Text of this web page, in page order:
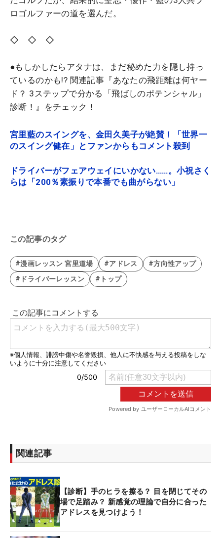
ロゴルファーの道を選んだ。
◇ ◇ ◇
●もしかしたらアタナは、まだ秘めた力を隠し持っ
ているのかも!? 関連記事『あなたの飛距離は何ヤー
ド？ 3ステップで分かる「飛ばしのポテンシャル」
診断！』をチェック！
宮里藍のスイングを、金田久美子が絶賛！「世界一
のスイング健在」とファンからもコメント殺到
ドライバーがフェアウェイにいかない……。小祝さく
らは「200％素振りで本番でも曲がらない」
この記事のタグ
#漫画レッスン 宮里道場 #アドレス
#方向性アップ
#ドライバーレッスン
#トップ
関連記事
【診断】手のヒラを擦る？ 目を閉じてその
場で足踏み？ 新感覚の理論で自分に合った
アドレスを見つけよう！